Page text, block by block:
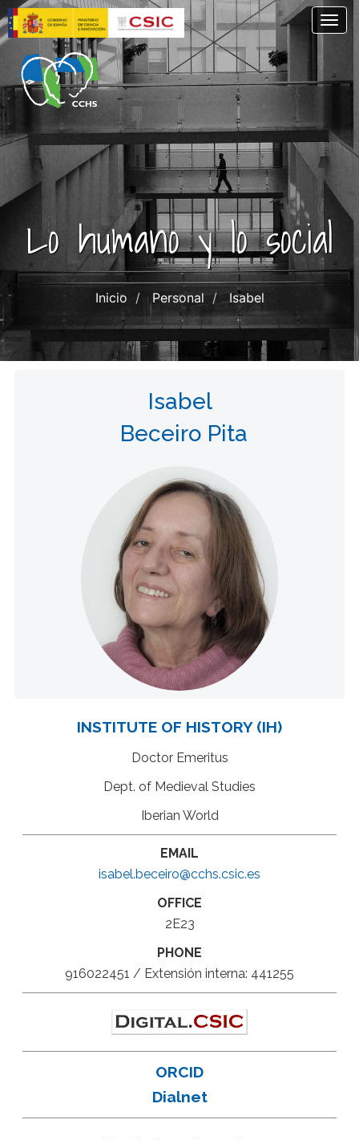
Skip
to
main
content
Lo humano y lo social
Inicio Personal Isabel
Isabel
Beceiro Pita
INSTITUTE OF HISTORY (IH)
Doctor Emeritus
Dept. of Medieval Studies
Iberian World
EMAIL
isabel.beceiro@cchs.csic.es
OFFICE
2E23
PHONE
916022451 / Extensión interna: 441255
ORCID
Dialnet